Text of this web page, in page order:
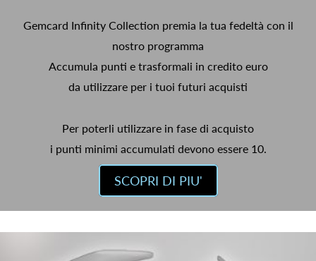
Gemcard Infinity Collection premia la tua fedeltà con il
nostro programma
Accumula punti e trasformali in credito euro
da utilizzare per i tuoi futuri acquisti
Per poterli utilizzare in fase di acquisto
i punti minimi accumulati devono essere 10.
SCOPRI DI PIU'